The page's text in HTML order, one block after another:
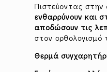
Πιστεύοντας
ενθαρρύνουν και
αποδώσουν τις
στον ορθολογισμό
Θερμά